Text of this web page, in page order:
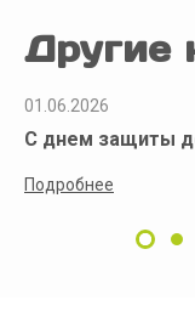
Другие
01.06.2026
С днем защиты
Подробнее